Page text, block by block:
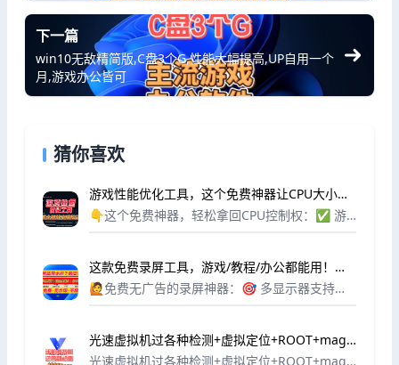
下一篇
win10无敌精简版,C盘3个G,性能大幅提高,UP自用一个
月,游戏办公皆可
猜你喜欢
游戏性能优化工具，这个免费神器让CPU大小核
不再“摆烂”，电脑性能完全释放
👇这个免费神器，轻松拿回CPU控制权：✅ 游
浏览器、直播软件统统扔到小核，不...
这款免费录屏工具，游戏/教程/办公都能用！无
水印，不限时，功能强到离谱！
🙋免费无广告的录屏神器：🎯 多显示器支持
自定义水印 —— 加自己的Logo/文字，...
光速虚拟机过各种检测+虚拟定位+ROOT+magis
k面具和优化
光速虚拟机过各种检测+虚拟定位+ROOT+magis